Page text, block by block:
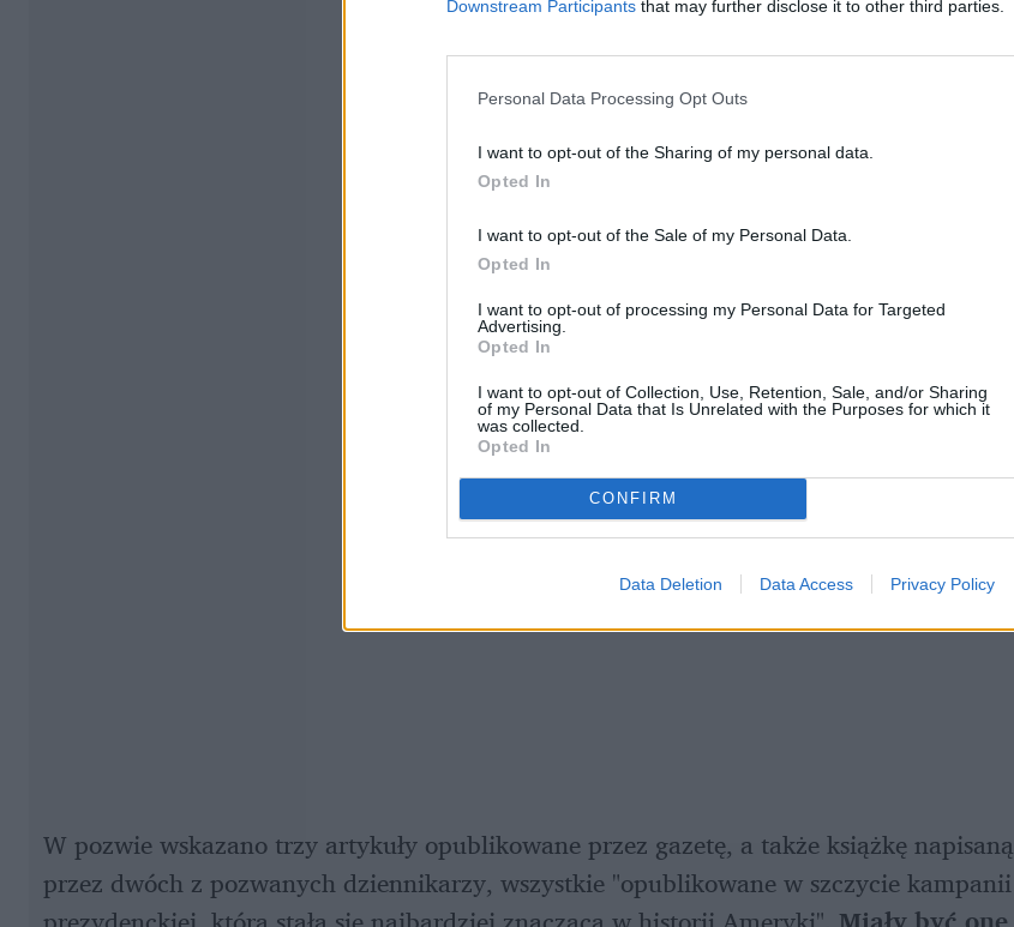
Downstream Participants that may further disclose it to other third parties.
Personal Data Processing Opt Outs
I want to opt-out of the Sharing of my personal data.
Opted In
I want to opt-out of the Sale of my Personal Data.
Opted In
I want to opt-out of processing my Personal Data for Targeted
Advertising.
Opted In
I want to opt-out of Collection, Use, Retention, Sale, and/or Sharing
of my Personal Data that Is Unrelated with the Purposes for which it
was collected.
Opted In
CONFIRM
Data Deletion Data Access Privacy Policy
W pozwie wskazano trzy artykuły opublikowane przez gazetę, a także książkę napisaną
przez dwóch z pozwanych dziennikarzy, wszystkie "opublikowane w szczycie kampanii